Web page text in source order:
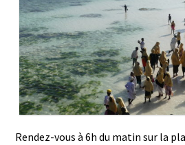
Rendez-vous à 6h du matin sur la